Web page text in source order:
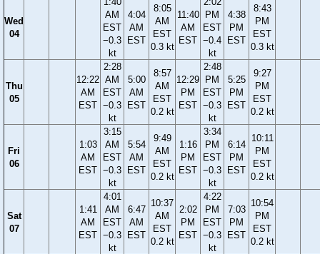
Wed
04
AM
EST
−0.3
kt
4:04
AM
EST
8:05
AM
EST
0.3 kt
11:40
AM
EST
PM
EST
−0.4
kt
4:38
PM
EST
8:43
PM
EST
0.3 kt
Thu
05
12:22
AM
EST
2:28
AM
EST
−0.3
kt
5:00
AM
EST
8:57
AM
EST
0.2 kt
12:29
PM
EST
2:48
PM
EST
−0.3
kt
5:25
PM
EST
9:27
PM
EST
0.2 kt
Fri
06
1:03
AM
EST
3:15
AM
EST
−0.3
kt
5:54
AM
EST
9:49
AM
EST
0.2 kt
1:16
PM
EST
3:34
PM
EST
−0.3
kt
6:14
PM
EST
10:11
PM
EST
0.2 kt
Sat
07
1:41
AM
EST
4:01
AM
EST
−0.3
kt
6:47
AM
EST
10:37
AM
EST
0.2 kt
2:02
PM
EST
4:22
PM
EST
−0.3
kt
7:03
PM
EST
10:54
PM
EST
0.2 kt